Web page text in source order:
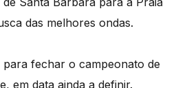
das melhores ondas.
fechar o campeonato de
em data ainda a definir.